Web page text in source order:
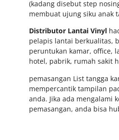
(kadang disebut step
membuat ujung siku anak
Distributor Lantai Vinyl
pelapis lantai berkualitas,
peruntukan kamar, office,
hotel, pabrik, rumah sakit
pemasangan List tangga
mempercantik tampilan
anda. Jika ada mengalami
pemasangan, anda bisa